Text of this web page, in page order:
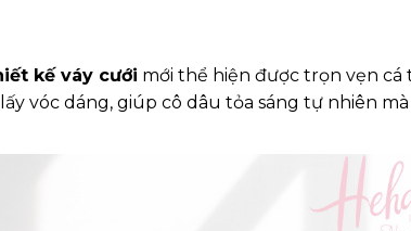
kế váy cưới mới thể hiện được trọn vẹn
vóc dáng, giúp cô dâu tỏa sáng tự nhiên